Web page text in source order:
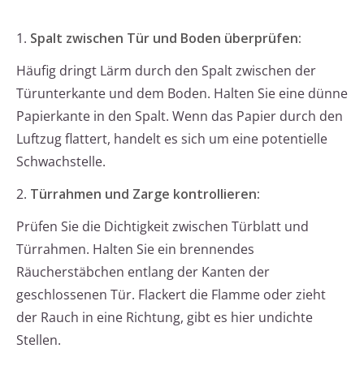
1. Spalt zwischen Tür und Boden überprüfen:
Häufig dringt Lärm durch den Spalt zwischen der
Türunterkante und dem Boden. Halten Sie eine dünne
Papierkante in den Spalt. Wenn das Papier durch den
Luftzug flattert, handelt es sich um eine potentielle
Schwachstelle.
2. Türrahmen und Zarge kontrollieren:
Prüfen Sie die Dichtigkeit zwischen Türblatt und
Türrahmen. Halten Sie ein brennendes
Räucherstäbchen entlang der Kanten der
geschlossenen Tür. Flackert die Flamme oder zieht
der Rauch in eine Richtung, gibt es hier undichte
Stellen.